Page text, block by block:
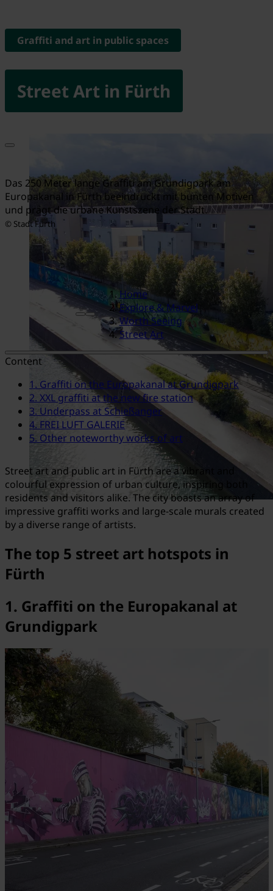
Street Art in Fürth
Graffiti and art in public spaces
Das 250 Meter lange Graffiti am Grundigpark am
Europakanal in Fürth beeindruckt mit bunten Motiven
und prägt die urbane Kunstszene der Stadt.
© Stadt Fürth
Home
Explore & Marvel
Worth Seeing
Street Art
Content
1. Graffiti on the Europakanal at Grundigpark
2. XXL graffiti at the new fire station
3. Underpass at Schießanger
4. FREI LUFT GALERIE
5. Other noteworthy works of art
Street art and public art in Fürth are a vibrant and
colourful expression of urban culture, inspiring both
residents and visitors alike. The city boasts an array of
impressive graffiti works and large-scale murals created
by a diverse range of artists.
The top 5 street art hotspots in
Fürth
1. Graffiti on the Europakanal at
Grundigpark